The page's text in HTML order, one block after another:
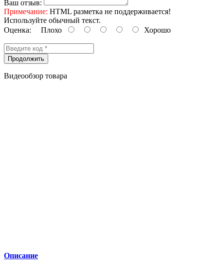
Ваш отзыв:
Примечание: HTML разметка не поддерживается!
Используйте обычный текст.
Оценка: Плохо Хорошо
Продолжить
Видеообзор товара
Описание